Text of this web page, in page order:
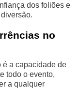
dos foliões e
no
é a capacidade de
todo o evento,
a qualquer